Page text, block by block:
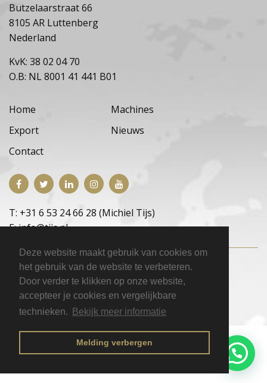
Deze website maakt gebruik van cookies om
het gebruik van de website te verbeteren.
Door verder te klikken op onze website,
accepteer je cookies en vergelijkbare
technieken.
Bekijk meer informatie
Melding verbergen
Butzelaarstraat 66
8105 AR Luttenberg
Nederland
KvK: 38 02 04 70
O.B: NL 8001 41 441 B01
Home
Machines
Export
Nieuws
Contact
T: +31 6 53 24 66 28 (Michiel Tijs)
E: info@tijs.nl
Copyright © 2026 E.M. Tijs Occasions|
Privacyverklaring|Disclaimer| Inloggen